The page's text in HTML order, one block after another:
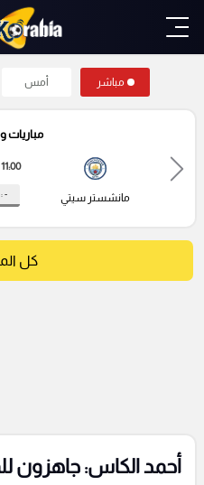
مباشر أمس
مباريات
مانشستر سيتي
11:00 ص
-
كل
أحمد الكاس: جاهزون